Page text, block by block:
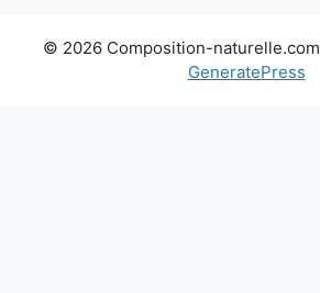
© 2026 Composition-naturelle.com
GeneratePress